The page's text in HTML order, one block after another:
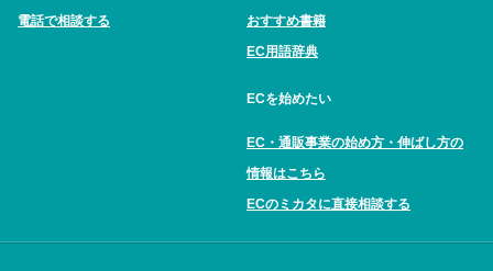
電話で相談する
おすすめ書籍
EC用語辞典
ECを始めたい
EC・通販事業の始め方・伸ばし方の
情報はこちら
ECのミカタに直接相談する